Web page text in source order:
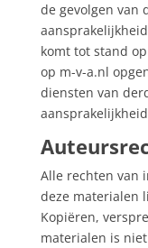
de gevolgen van
komt tot stand
op m-v-a.nl
diensten van
Alle rechten van
deze materialen
Kopiëren,
materialen is